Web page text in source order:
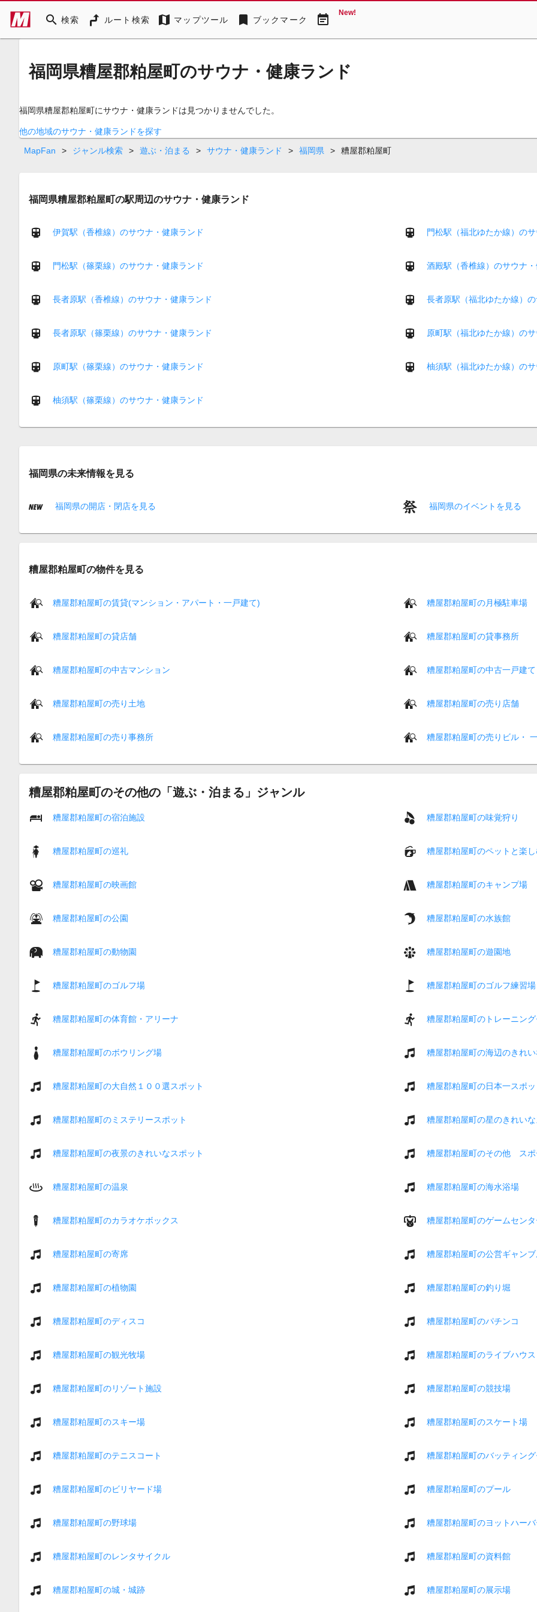
search 検索 ルート検索 map マップツール bookmark ブックマーク event_note New!
福岡県糟屋郡粕屋町のサウナ・健康ランド
福岡県糟屋郡粕屋町にサウナ・健康ランドは見つかりませんでした。
他の地域のサウナ・健康ランドを探す
MapFan
> ジャンル検索 > 遊ぶ・泊まる > サウナ・健康ランド > 福岡県 > 糟屋郡粕屋町
福岡県糟屋郡粕屋町の駅周辺のサウナ・健康ランド
伊賀駅（香椎線）のサウナ・健康ランド 門松駅（福北ゆたか線）の
門松駅（篠栗線）のサウナ・健康ランド 酒殿駅（香椎線）のサウナ
長者原駅（香椎線）のサウナ・健康ランド 長者原駅（福北ゆたか線）
長者原駅（篠栗線）のサウナ・健康ランド 原町駅（福北ゆたか線）の
原町駅（篠栗線）のサウナ・健康ランド 柚須駅（福北ゆたか線）の
柚須駅（篠栗線）のサウナ・健康ランド
福岡県の未来情報を見る
福岡県の開店・閉店を見る 福岡県のイベントを見る
糟屋郡粕屋町の物件を見る
糟屋郡粕屋町の賃貸(マンション・アパート・一戸建て) 糟屋郡粕屋町の月極駐車場
糟屋郡粕屋町の貸店舗 糟屋郡粕屋町の貸事務所
糟屋郡粕屋町の中古マンション 糟屋郡粕屋町の中古一戸建て
糟屋郡粕屋町の売り土地 糟屋郡粕屋町の売り店舗
糟屋郡粕屋町の売り事務所 糟屋郡粕屋町の売りビル・
糟屋郡粕屋町のその他の「遊ぶ・泊まる」ジャンル
糟屋郡粕屋町の宿泊施設 糟屋郡粕屋町の味覚狩り
糟屋郡粕屋町の巡礼 糟屋郡粕屋町のペットと楽
糟屋郡粕屋町の映画館 糟屋郡粕屋町のキャンプ場
糟屋郡粕屋町の公園 糟屋郡粕屋町の水族館
糟屋郡粕屋町の動物園 糟屋郡粕屋町の遊園地
糟屋郡粕屋町のゴルフ場 糟屋郡粕屋町のゴルフ練習場
糟屋郡粕屋町の体育館・アリーナ 糟屋郡粕屋町のトレーニン
糟屋郡粕屋町のボウリング場 糟屋郡粕屋町の海辺のきれい
糟屋郡粕屋町の大自然１００選スポット 糟屋郡粕屋町の日本一スポッ
糟屋郡粕屋町のミステリースポット 糟屋郡粕屋町の星のきれいな
糟屋郡粕屋町の夜景のきれいなスポット 糟屋郡粕屋町のその他 スポ
糟屋郡粕屋町の温泉 糟屋郡粕屋町の海水浴場
糟屋郡粕屋町のカラオケボックス 糟屋郡粕屋町のゲームセンタ
糟屋郡粕屋町の寄席 糟屋郡粕屋町の公営ギャン
糟屋郡粕屋町の植物園 糟屋郡粕屋町の釣り堀
糟屋郡粕屋町のディスコ 糟屋郡粕屋町のパチンコ
糟屋郡粕屋町の観光牧場 糟屋郡粕屋町のライブハウス
糟屋郡粕屋町のリゾート施設 糟屋郡粕屋町の競技場
糟屋郡粕屋町のスキー場 糟屋郡粕屋町のスケート場
糟屋郡粕屋町のテニスコート 糟屋郡粕屋町のバッティン
糟屋郡粕屋町のビリヤード場 糟屋郡粕屋町のプール
糟屋郡粕屋町の野球場 糟屋郡粕屋町のヨットハーバ
糟屋郡粕屋町のレンタサイクル 糟屋郡粕屋町の資料館
糟屋郡粕屋町の城・城跡 糟屋郡粕屋町の展示場